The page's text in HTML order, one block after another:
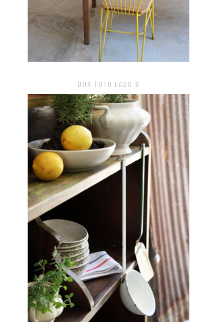
DON TOTO LADO B